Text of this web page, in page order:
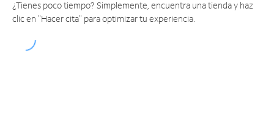
¿Tienes poco tiempo? Simplemente, encuentra una tienda y haz
clic en "Hacer cita" para optimizar tu experiencia.